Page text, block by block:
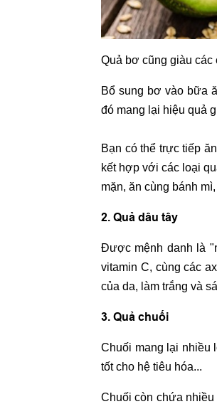
Quả bơ cũng giàu các
Bổ sung bơ vào bữa
đó mang lại hiệu quả
Bạn có thể trực tiếp
kết hợp với các loại
mặn, ăn cùng bánh
2. Quả dâu tây
Được mệnh danh là
vitamin C, cùng các
của da, làm trắng và
3. Quả chuối
Chuối mang lại nhiều
tốt cho hệ tiêu hóa...
Chuối còn chứa nhiều